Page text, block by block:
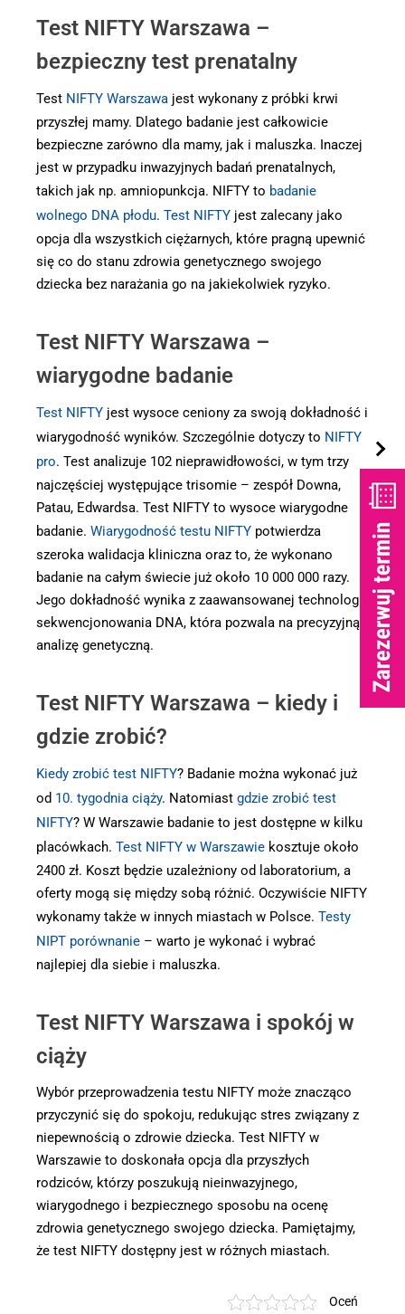
Test NIFTY Warszawa –
bezpieczny test prenatalny
Test NIFTY Warszawa jest wykonany z próbki krwi
przyszłej mamy. Dlatego badanie jest całkowicie
bezpieczne zarówno dla mamy, jak i maluszka. Inaczej
jest w przypadku inwazyjnych badań prenatalnych,
takich jak np. amniopunkcja. NIFTY to badanie
wolnego DNA płodu. Test NIFTY jest zalecany jako
opcja dla wszystkich ciężarnych, które pragną upewnić
się co do stanu zdrowia genetycznego swojego
dziecka bez narażania go na jakiekolwiek ryzyko.
Test NIFTY Warszawa –
wiarygodne badanie
Test NIFTY jest wysoce ceniony za swoją dokładność i
wiarygodność wyników. Szczególnie dotyczy to NIFTY
pro. Test analizuje 102 nieprawidłowości, w tym trzy
najczęściej występujące trisomie – zespół Downa,
Patau, Edwardsa. Test NIFTY to wysoce wiarygodne
badanie. Wiarygodność testu NIFTY potwierdza
szeroka walidacja kliniczna oraz to, że wykonano
badanie na całym świecie już około 10 000 000 razy.
Jego dokładność wynika z zaawansowanej technologii
sekwencjonowania DNA, która pozwala na precyzyjną
analizę genetyczną.
Test NIFTY Warszawa – kiedy i
gdzie zrobić?
Kiedy zrobić test NIFTY? Badanie można wykonać już
od 10. tygodnia ciąży. Natomiast gdzie zrobić test
NIFTY? W Warszawie badanie to jest dostępne w kilku
placówkach. Test NIFTY w Warszawie kosztuje około
2400 zł. Koszt będzie uzależniony od laboratorium, a
oferty mogą się między sobą różnić. Oczywiście NIFTY
wykonamy także w innych miastach w Polsce. Testy
NIPT porównanie – warto je wykonać i wybrać
najlepiej dla siebie i maluszka.
Test NIFTY Warszawa i spokój w
ciąży
Wybór przeprowadzenia testu NIFTY może znacząco
przyczynić się do spokoju, redukując stres związany z
niepewnością o zdrowie dziecka. Test NIFTY w
Warszawie to doskonała opcja dla przyszłych
rodziców, którzy poszukują nieinwazyjnego,
wiarygodnego i bezpiecznego sposobu na ocenę
zdrowia genetycznego swojego dziecka. Pamiętajmy,
że test NIFTY dostępny jest w różnych miastach.
Oceń